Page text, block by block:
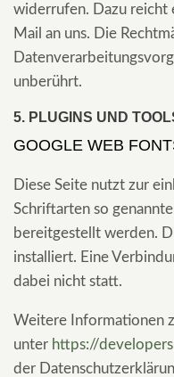
widerrufen. Dazu
Mail an uns. Die
unberührt.
5. PLUGINS UND
GOOGLE WEB
Diese Seite nutzt zur
Schriftarten so
bereitgestellt werden.
installiert. Eine
dabei nicht statt.
Weitere Informationen
unter https://
der